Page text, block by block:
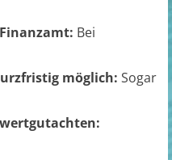
Bei
möglich: Sogar